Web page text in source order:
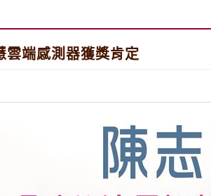
雲端感測器獲獎肯定